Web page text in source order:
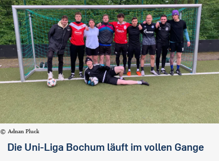
Adnan Pluck
Die Uni-Liga Bochum läuft im vollen Gange